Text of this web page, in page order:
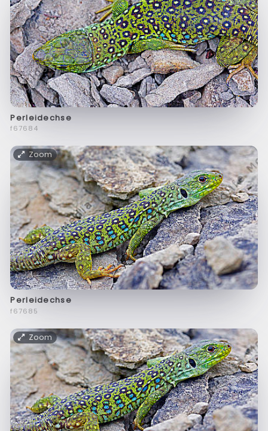
Perleidechse
f67684
Zoom
Perleidechse
f67685
Zoom